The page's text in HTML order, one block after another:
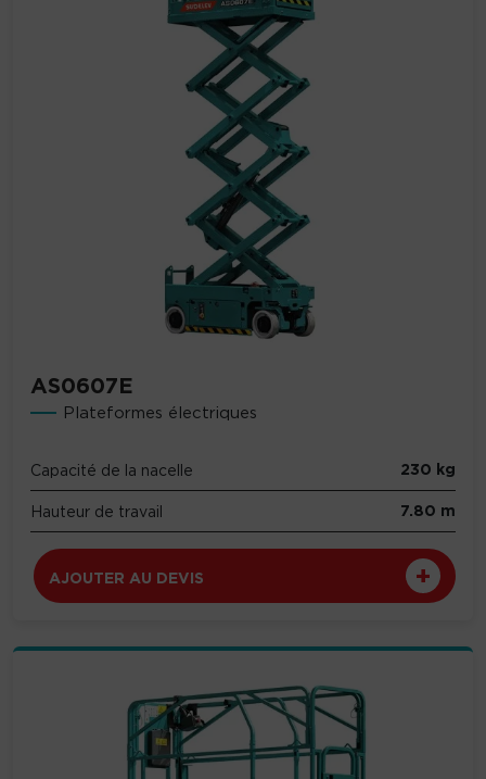
AS0607E
Plateformes électriques
Capacité de la nacelle 230 kg
Hauteur de travail 7.80 m
AJOUTER AU DEVIS